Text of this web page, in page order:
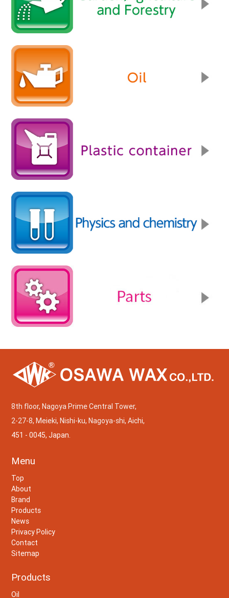
8th floor, Nagoya Prime Central Tower,
2-27-8, Meieki, Nishi-ku, Nagoya-shi, Aichi,
451 - 0045, Japan.
Menu
Top
About
Brand
Products
News
Privacy Policy
Contact
Sitemap
Products
Oil